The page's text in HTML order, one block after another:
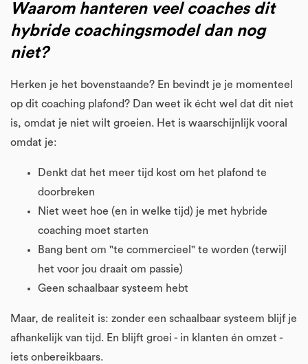
Waarom hanteren veel coaches dit
hybride coachingsmodel dan nog
niet?
Herken je het bovenstaande? En bevindt je je momenteel
op dit coaching plafond? Dan weet ik écht wel dat dit niet
is, omdat je niet wilt groeien. Het is waarschijnlijk vooral
omdat je:
Denkt dat het meer tijd kost om het plafond te
doorbreken
Niet weet hoe (en in welke tijd) je met hybride
coaching moet starten
Bang bent om "te commercieel" te worden (terwijl
het voor jou draait om passie)
Geen schaalbaar systeem hebt
Maar, de realiteit is: zonder een schaalbaar systeem blijf je
afhankelijk van tijd. En blijft groei - in klanten én omzet -
iets onbereikbaars.